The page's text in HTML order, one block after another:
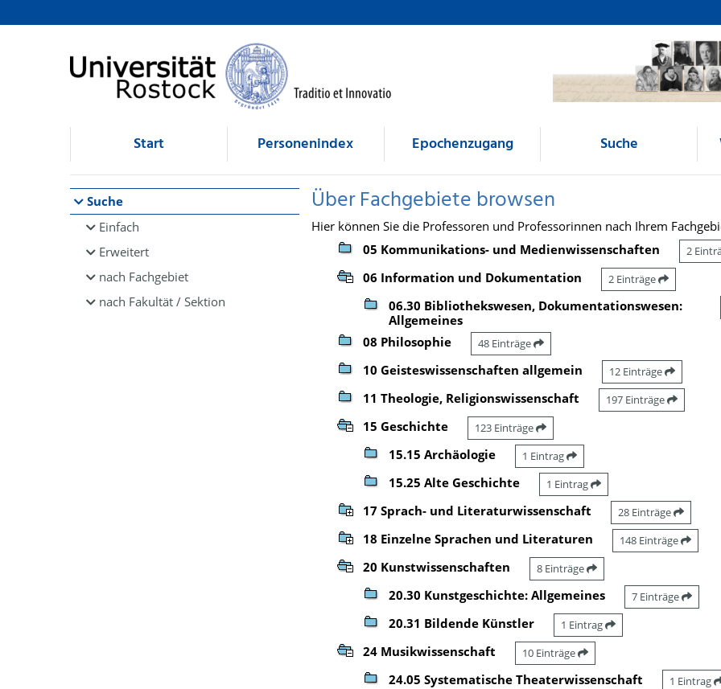
Browsen
direkt zum Inhalt
Start Personenindex Epochenzugang Suche
Suche
Einfach
Erweitert
nach Fachgebiet
nach Fakultät / Sektion
Über Fachgebiete browsen
Hier können Sie die Professoren und Professorinnen nach Ihrem
05 Kommunikations- und Medienwissenschaften
2
06 Information und Dokumentation 2 Einträge
06.30 Bibliothekswesen, Dokumentationswesen:
Allgemeines
08 Philosophie 48 Einträge
10 Geisteswissenschaften allgemein 12 Einträge
11 Theologie, Religionswissenschaft 197 Einträge
15 Geschichte 123 Einträge
15.15 Archäologie 1 Eintrag
15.25 Alte Geschichte 1 Eintrag
17 Sprach- und Literaturwissenschaft 28 Einträge
18 Einzelne Sprachen und Literaturen 148 Einträge
20 Kunstwissenschaften 8 Einträge
20.30 Kunstgeschichte: Allgemeines 7 Einträge
20.31 Bildende Künstler 1 Eintrag
24 Musikwissenschaft 10 Einträge
24.05 Systematische Theaterwissenschaft 1 Eintrag